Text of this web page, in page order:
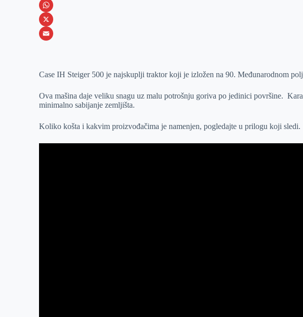
e
b
o
s
s
e
e
i
n
k
I
V
i
b
W
h
s
p
X
a
l
Case IH Steiger 500 je najskuplji traktor koji je izložen na 90. Međunarodnom
Ova mašina daje veliku snagu uz malu potrošnju goriva po jedinici površine.
minimalno sabijanje zemljišta.
Koliko košta i kakvim proizvođačima je namenjen, pogledajte u prilogu koji sledi.